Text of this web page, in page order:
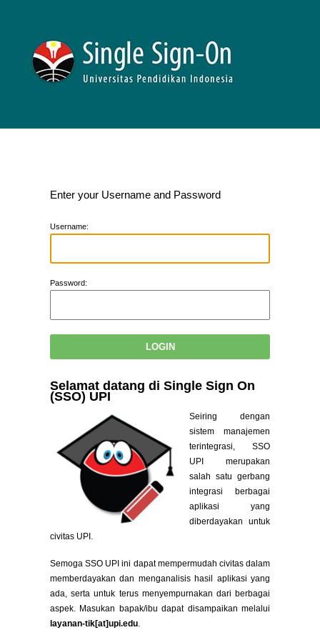
Enter your Username and Password
Username:
Password:
Selamat datang di Single Sign On
(SSO) UPI
Seiring dengan
sistem manajemen
terintegrasi, SSO
UPI merupakan
salah satu gerbang
integrasi berbagai
aplikasi yang
diberdayakan untuk
civitas UPI.
Semoga SSO UPI ini dapat mempermudah civitas dalam
memberdayakan dan menganalisis hasil aplikasi yang
ada, serta untuk terus menyempurnakan dari berbagai
aspek. Masukan bapak/ibu dapat disampaikan melalui
layanan-tik[at]upi.edu.